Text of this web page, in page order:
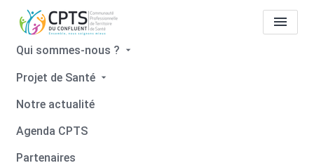
Qui sommes-nous ?
Projet de Santé
Notre actualité
Agenda CPTS
Partenaires
Notre actualité